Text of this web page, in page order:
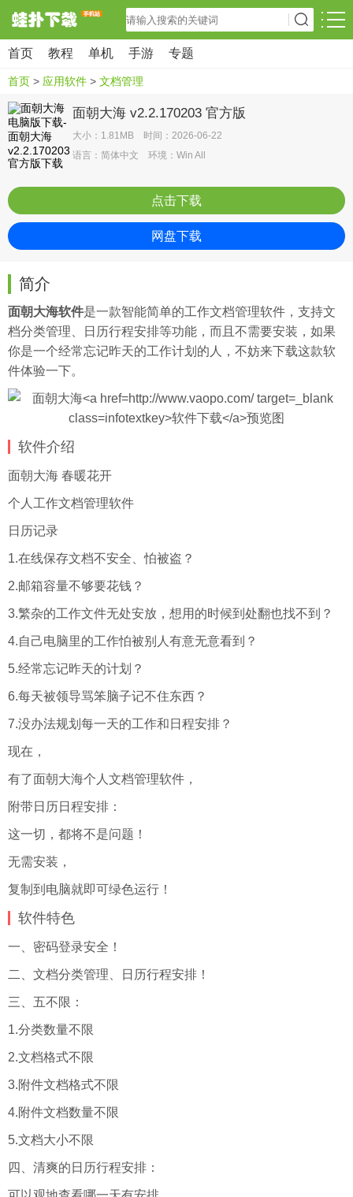
首页 教程 单机 手游 专题
首页 > 应用软件 > 文档管理
面朝大海 v2.2.170203 官方版
大小：1.81MB 时间：2026-06-22
语言：简体中文 环境：Win All
点击下载
网盘下载
简介
面朝大海软件是一款智能简单的工作文档管理软件，支持文
档分类管理、日历行程安排等功能，而且不需要安装，如果
你是一个经常忘记昨天的工作计划的人，不妨来下载这款软
件体验一下。
软件介绍
面朝大海 春暖花开
个人工作文档管理软件
日历记录
1.在线保存文档不安全、怕被盗？
2.邮箱容量不够要花钱？
3.繁杂的工作文件无处安放，想用的时候到处翻也找不到？
4.自己电脑里的工作怕被别人有意无意看到？
5.经常忘记昨天的计划？
6.每天被领导骂笨脑子记不住东西？
7.没办法规划每一天的工作和日程安排？
现在，
有了面朝大海个人文档管理软件，
附带日历日程安排：
这一切，都将不是问题！
无需安装，
复制到电脑就即可绿色运行！
软件特色
一、密码登录安全！
二、文档分类管理、日历行程安排！
三、五不限：
1.分类数量不限
2.文档格式不限
3.附件文档格式不限
4.附件文档数量不限
5.文档大小不限
四、清爽的日历行程安排：